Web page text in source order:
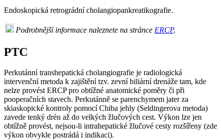
Endoskopická retrográdní cholangiopankreatikografie.
Podrobnější informace naleznete na stránce ERCP.
PTC
Perkutánní transhepatická cholangiografie je radiologická
intervenční metoda k zajištění tzv. zevní biliární drenáže tam, kde
nelze provést ERCP pro obtížné anatomické poměry či při
pooperačních stavech. Perkutánně se parenchymem jater za
skiaskopické kontroly pomocí Chiba jehly (Seldingerova metoda)
zavede tenký drén až do velkých žlučových cest. Výkon lze jen
obtížně provést, nejsou-li intrahepatické žlučové cesty rozšířeny (zde
výkon obvykle postrádá i indikaci).